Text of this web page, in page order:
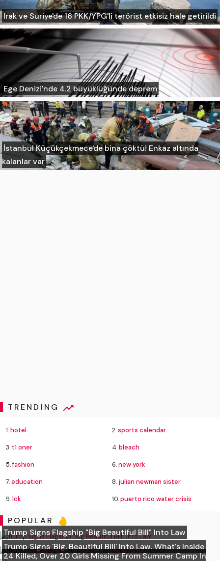
Irak ve Suriye'de 16 PKK/YPG'li terörist etkisiz hale getirildi
Ege Denizi'nde 4.2 büyüklüğünde deprem
İstanbul Küçükçekmece'de bina çöktü! Enkaz altında
kalanlar var
TRENDING
1.hotel 2.sports calendar
3. t1 oner 4.bleach
5.fashion 6.new york
7.education 8. julian newman sister
9.lck 10.puerto rico water crisis
POPULAR
Trump Signs Flagship "Big Beautiful Bill" Into Law
Trump Signs 'Big, Beautiful Bill' Into Law. What's Inside
24 Killed, Over 20 Girls Missing From Summer Camp In